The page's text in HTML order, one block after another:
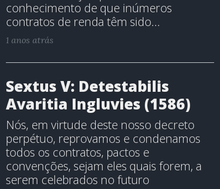
conhecimento de que inúmeros
contratos de renda têm sido...
1 anos atrás
Sextus V: Detestabilis
Avaritia Ingluvies (1586)
Nós, em virtude deste nosso decreto
perpétuo, reprovamos e condenamos
todos os contratos, pactos e
convenções, sejam eles quais forem, a
serem celebrados no futuro